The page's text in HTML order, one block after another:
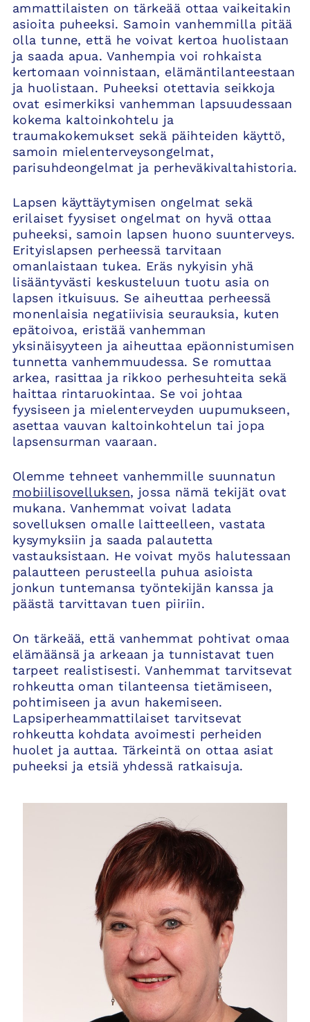
ammattilaisten on tärkeää ottaa vaikeitakin
asioita puheeksi. Samoin vanhemmilla pitää
olla tunne, että he voivat kertoa huolistaan
ja saada apua. Vanhempia voi rohkaista
kertomaan voinnistaan, elämäntilanteestaan
ja huolistaan. Puheeksi otettavia seikkoja
ovat esimerkiksi vanhemman lapsuudessaan
kokema kaltoinkohtelu ja
traumakokemukset sekä päihteiden käyttö,
samoin mielenterveysongelmat,
parisuhdeongelmat ja perheväkivaltahistoria.
Lapsen käyttäytymisen ongelmat sekä
erilaiset fyysiset ongelmat on hyvä ottaa
puheeksi, samoin lapsen huono suunterveys.
Erityislapsen perheessä tarvitaan
omanlaistaan tukea. Eräs nykyisin yhä
lisääntyvästi keskusteluun tuotu asia on
lapsen itkuisuus. Se aiheuttaa perheessä
monenlaisia negatiivisia seurauksia, kuten
epätoivoa, eristää vanhemman
yksinäisyyteen ja aiheuttaa epäonnistumisen
tunnetta vanhemmuudessa. Se romuttaa
arkea, rasittaa ja rikkoo perhesuhteita sekä
haittaa rintaruokintaa. Se voi johtaa
fyysiseen ja mielenterveyden uupumukseen,
asettaa vauvan kaltoinkohtelun tai jopa
lapsensurman vaaraan.
Olemme tehneet vanhemmille suunnatun
mobiilisovelluksen, jossa nämä tekijät ovat
mukana. Vanhemmat voivat ladata
sovelluksen omalle laitteelleen, vastata
kysymyksiin ja saada palautetta
vastauksistaan. He voivat myös halutessaan
palautteen perusteella puhua asioista
jonkun tuntemansa työntekijän kanssa ja
päästä tarvittavan tuen piiriin.
On tärkeää, että vanhemmat pohtivat omaa
elämäänsä ja arkeaan ja tunnistavat tuen
tarpeet realistisesti. Vanhemmat tarvitsevat
rohkeutta oman tilanteensa tietämiseen,
pohtimiseen ja avun hakemiseen.
Lapsiperheammattilaiset tarvitsevat
rohkeutta kohdata avoimesti perheiden
huolet ja auttaa. Tärkeintä on ottaa asiat
puheeksi ja etsiä yhdessä ratkaisuja.